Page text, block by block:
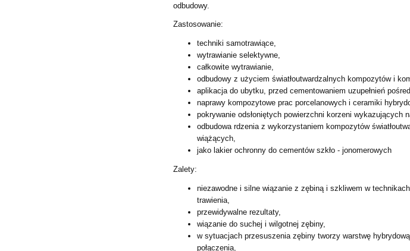
odbudowy.
Zastosowanie:
techniki samotrawiące,
wytrawianie selektywne,
całkowite wytrawianie,
odbudowy z użyciem światłoutwardzalnych kompozytów i
aplikacja do ubytku, przed cementowaniem uzupełnień
naprawy kompozytowe prac porcelanowych i ceramiki
pokrywanie odsłoniętych powierzchni korzeni wykazujących
odbudowa rdzenia z wykorzystaniem kompozytów
wiążących,
jako lakier ochronny do cementów szkło - jonomerowych
Zalety:
niezawodne i silne wiązanie z zębiną i szkliwem w
trawienia,
przewidywalne rezultaty,
wiązanie do suchej i wilgotnej zębiny,
w sytuacjach przesuszenia zębiny tworzy warstwę
połączenia,